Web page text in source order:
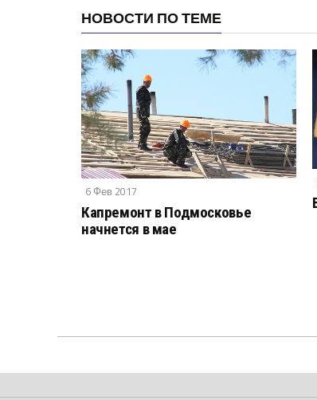
НОВОСТИ ПО ТЕМЕ
6 Фев 2017
Капремонт в Подмосковье
начнется в мае